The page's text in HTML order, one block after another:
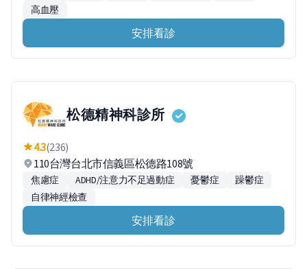
高血壓
安排看診
松德精神科診所
4.3(236)
110台灣台北市信義區松德路108號
焦慮症 ADHD/注意力不足過動症 憂鬱症
躁鬱症
自律神經檢查
安排看診